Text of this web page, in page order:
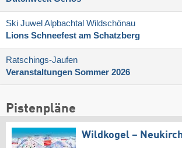
Ski Juwel Alpbachtal Wildschönau
Lions Schneefest am Schatzberg
Ratschings-Jaufen
Veranstaltungen Sommer 2026
Pistenpläne
Wildkogel –